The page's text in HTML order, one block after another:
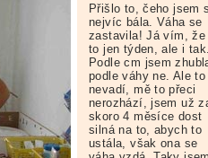
Přišlo to, čeho jsem
nejvíc bála. Váha se
zastavila! Já vím, že
to jen týden, ale i tak.
Podle cm jsem
podle váhy ne. Ale to
nevadí, mě to přeci
nerozhází, jsem už
skoro 4 měsíce dost
silná na to, abych to
ustála, však ona se